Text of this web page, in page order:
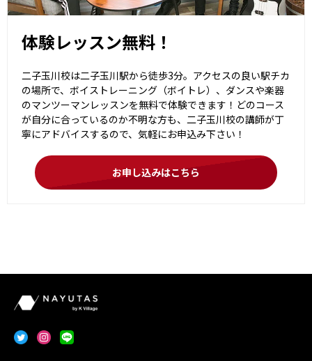
体験レッスン無料！
二子玉川校は二子玉川駅から徒歩3分。アクセスの良い駅チカ
の場所で、ボイストレーニング（ボイトレ）、ダンスや楽器
のマンツーマンレッスンを無料で体験できます！どのコース
が自分に合っているのか不明な方も、二子玉川校の講師が丁
寧にアドバイスするので、気軽にお申込み下さい！
お申し込みはこちら